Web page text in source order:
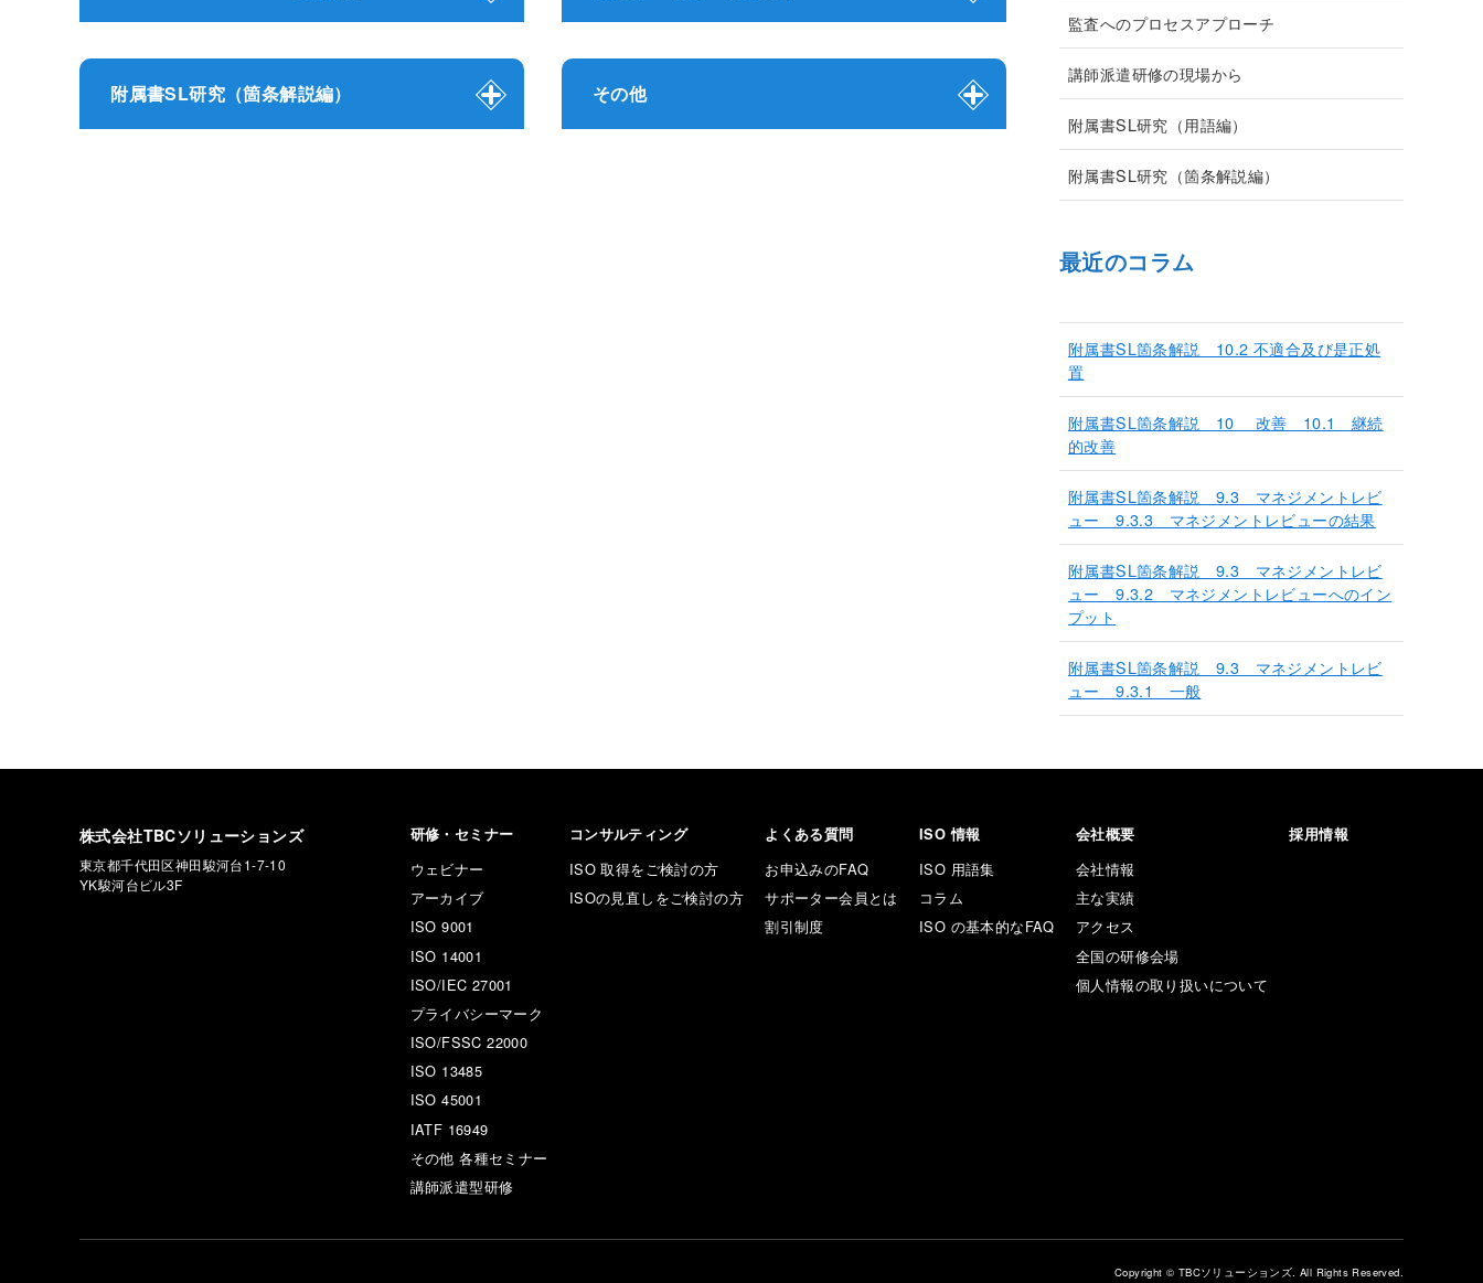
附属書SL研究（箇条解説編） その他
監査へのプロセスアプローチ
講師派遣研修の現場から
附属書SL研究（用語編）
附属書SL研究（箇条解説編）
最近のコラム
附属書SL箇条解説 10.2 不適合及び是正処
置
附属書SL箇条解説 10 改善 10.1 継続
的改善
附属書SL箇条解説 9.3 マネジメントレビ
ュー 9.3.3 マネジメントレビューの結果
附属書SL箇条解説 9.3 マネジメントレビ
ュー 9.3.2 マネジメントレビューへのイン
プット
附属書SL箇条解説 9.3 マネジメントレビ
ュー 9.3.1 一般
株式会社TBCソリューションズ
東京都千代田区神田駿河台1-7-10
YK駿河台ビル3F
研修・セミナー
ウェビナー
アーカイブ
ISO 9001
ISO 14001
ISO/IEC 27001
プライバシーマーク
ISO/FSSC 22000
ISO 13485
ISO 45001
IATF 16949
その他 各種セミナー
講師派遣型研修
コンサルティング
ISO 取得をご検討の方
ISOの見直しをご検討の方
よくある質問
お申込みのFAQ
サポーター会員とは
割引制度
ISO 情報
ISO 用語集
コラム
ISO の基本的なFAQ
会社概要
会社情報
主な実績
アクセス
全国の研修会場
個人情報の取り扱いについて
採用情報
Copyright © TBCソリューションズ. All Rights Reserved.